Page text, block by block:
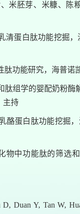
米胚芽、米糠、陈
清蛋白肽功能挖掘
功能研究，海普诺
组学的婴配奶粉
主持
蛋白肽功能挖掘，
物中功能肽的筛选
Duan Y, Tan W,